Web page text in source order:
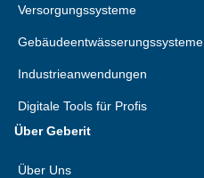
Versorgungssysteme
Gebäudeentwässerungssysteme
Industrieanwendungen
Digitale Tools für Profis
Über Geberit
Über Uns